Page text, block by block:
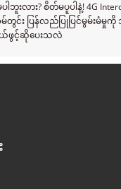
ဘူးလား? စိတ်မပူပါနဲ့! 4G
မ်တွင်း ပြန်လည်ပြုပြင်မွမ်းမံ
ယ်ဖွင့်ဆိုပေးသလဲ